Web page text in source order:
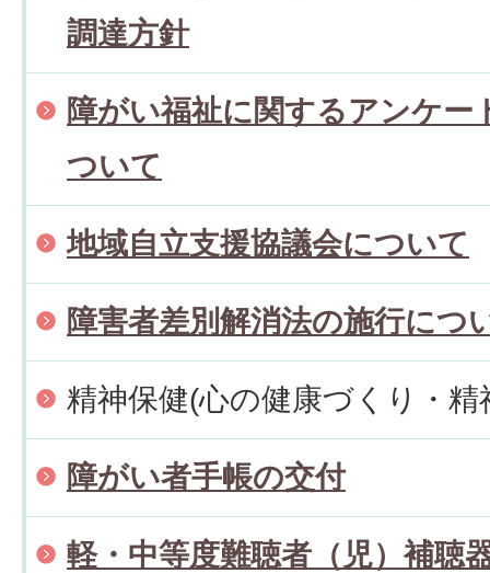
調達方針
障がい福祉に関するアンケー
ついて
地域自立支援協議会について
障害者差別解消法の施行につ
精神保健(心の健康づくり・
障がい者手帳の交付
軽・中等度難聴者（児）補聴